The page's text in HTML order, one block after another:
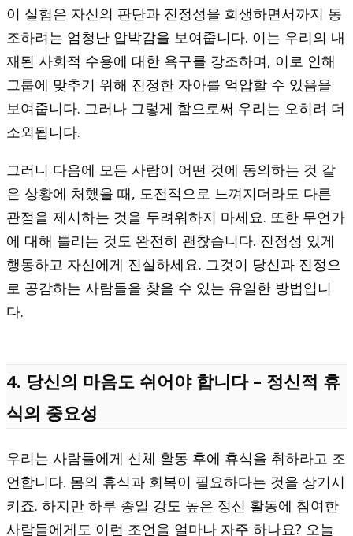
이 실험은 자신의 판단과 진정성을 희생하면서까지 동
조하려는 엄청난 압박감을 보여줍니다. 이는 우리의 내
재된 사회적 수용에 대한 욕구를 강조하며, 이로 인해
그룹에 맞추기 위해 진정한 자아를 억압할 수 있음을
보여줍니다. 그러나 그렇게 함으로써 우리는 오히려 더
소외됩니다.
그러니 다음에 모든 사람이 어떤 것에 동의하는 것 같
은 상황에 처했을 때, 도전적으로 느껴지더라도 다른
관점을 제시하는 것을 두려워하지 마세요. 또한 무언가
에 대해 틀리는 것도 완전히 괜찮습니다. 진정성 있게
행동하고 자신에게 진실하세요. 그것이 당신과 진정으
로 공감하는 사람들을 찾을 수 있는 유일한 방법입니
다.
4. 당신의 마음도 쉬어야 합니다 – 정신적 휴
식의 중요성
우리는 사람들에게 신체 활동 후에 휴식을 취하라고 조
언합니다. 몸의 휴식과 회복이 필요하다는 것을 상기시
키죠. 하지만 하루 종일 강도 높은 정신 활동에 참여한
사람들에게도 이런 조언을 얼마나 자주 하나요? 오늘